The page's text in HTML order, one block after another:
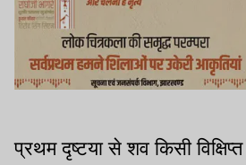
प्रथम दृष्टया से शव किसी